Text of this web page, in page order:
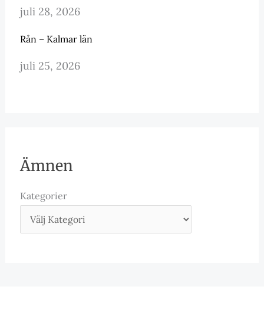
juli 28, 2026
Rån – Kalmar län
juli 25, 2026
Ämnen
Kategorier